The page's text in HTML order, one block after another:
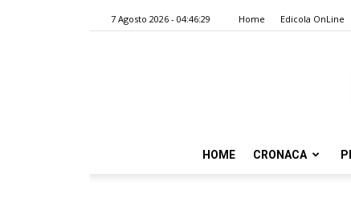
7 Agosto 2026 - 04:46:29 Home Edicola OnLine
HOME CRONACA